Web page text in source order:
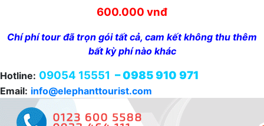
600.000 vnđ
Chí phí tour đã trọn gói tất cả, cam kết không thu thêm
bất kỳ phí nào khác
Hotline: 09054 15551 – 0985 910 971
Email: info@elephanttourist.com